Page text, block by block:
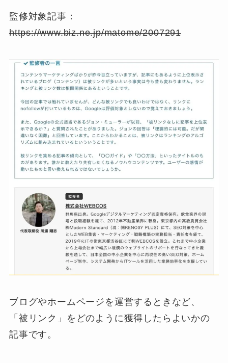
監修対象記事：
https://www.biz.ne.jp/matome/2007291
ブログやホームページを運営するときなど、
「被リンク」をどのように獲得したらよいかの
記事です。